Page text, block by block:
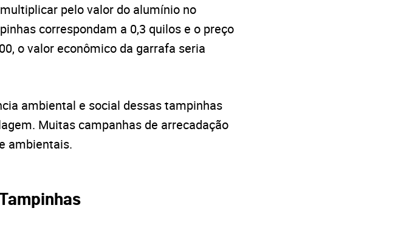
pelo valor do alumínio no
correspondam a 0,3 quilos e o preço
o valor econômico da garrafa seria
ambiental e social dessas tampinhas
Muitas campanhas de arrecadação
ambientais.